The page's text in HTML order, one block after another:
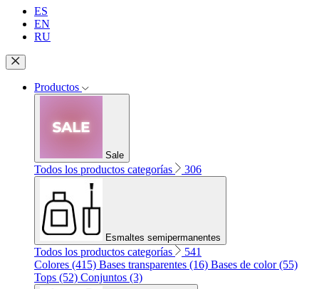
ES
EN
RU
Productos
Sale
Todos los productos categorías 306
Esmaltes semipermanentes
Todos los productos categorías
541
Colores (415) Bases transparentes (16) Bases de color (55)
Tops (52) Conjuntos (3)